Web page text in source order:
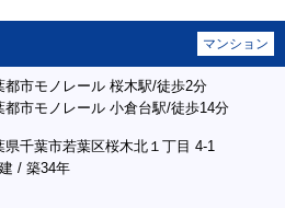
マンション
都市モノレール 桜木駅/徒歩2分
都市モノレール 小倉台駅/徒歩14分
県千葉市若葉区桜木北１丁目 4-1
/ 築34年